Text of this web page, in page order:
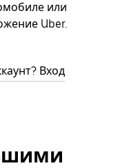
или
Uber.
Вход